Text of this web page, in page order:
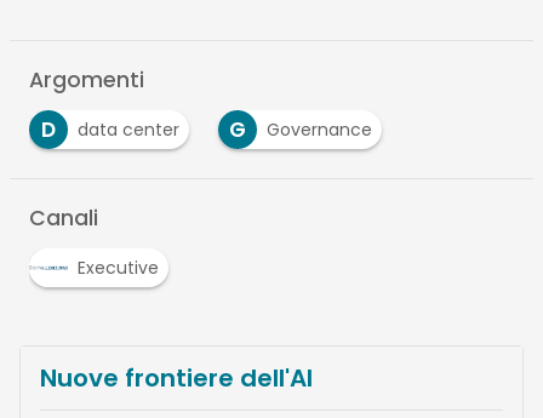
Argomenti
D
data center G Governance
Canali
Executive
Nuove frontiere dell'AI